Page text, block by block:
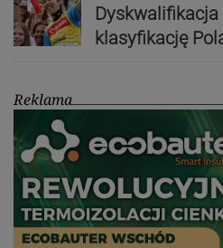
Dyskwalifikacja
klasyfikację
Reklama